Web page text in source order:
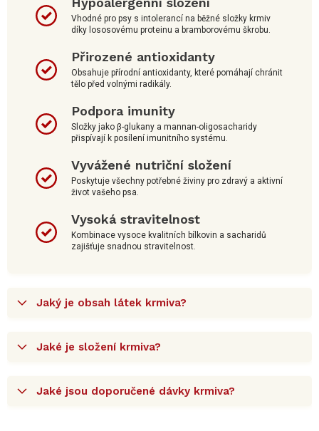
Vhodné pro psy s intolerancí na běžné složky krmiv
díky lososovému proteinu a bramborovému škrobu.
Přirozené antioxidanty
Obsahuje přírodní antioxidanty, které pomáhají chránit
tělo před volnými radikály.
Podpora imunity
Složky jako β-glukany a mannan-oligosacharidy
přispívají k posílení imunitního systému.
Vyvážené nutriční složení
Poskytuje všechny potřebné živiny pro zdravý a aktivní
život vašeho psa.
Vysoká stravitelnost
Kombinace vysoce kvalitních bílkovin a sacharidů
zajišťuje snadnou stravitelnost.
Jaký je obsah látek krmiva?
Jaké je složení krmiva?
Jaké jsou doporučené dávky krmiva?